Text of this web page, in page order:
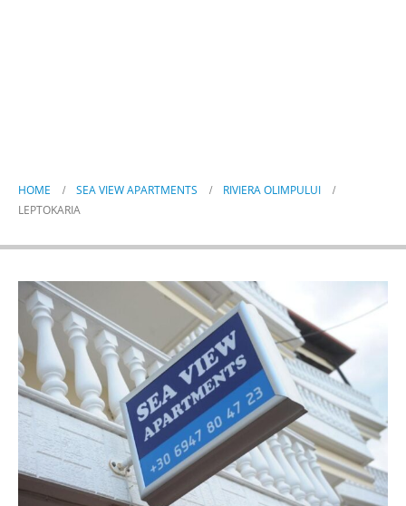
HOME SEA VIEW APARTMENTS
RIVIERA OLIMPULUI
LEPTOKARIA